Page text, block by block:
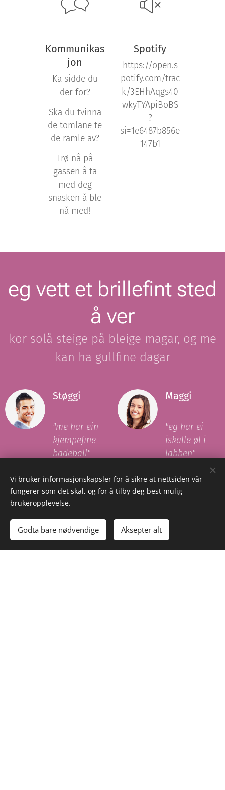
Kommunikas
jon
Ka sidde du
der for?
Ska du tvinna
de tomlane te
de ramle av?
Trø nå på
gassen å ta
med deg
snasken å ble
nå med!
Spotify
https://open.s
potify.com/trac
k/3EHhAqgs40
wkyTYApiBoBS
?
si=1e6487b856e
147b1
eg vett et brillefint sted
å ver
kor solå steige på bleige magar, og me
kan ha gullfine dagar
Støggi
"me har ein
kjempefine
badeball"
Maggi
"eg har ei
iskalle øl i
labben"
harremann så stiligt!
Vi bruker informasjonskapsler for å sikre at nettsiden vår
fungerer som det skal, og for å tilby deg best mulig
brukeropplevelse.
Godta bare nødvendige Aksepter alt